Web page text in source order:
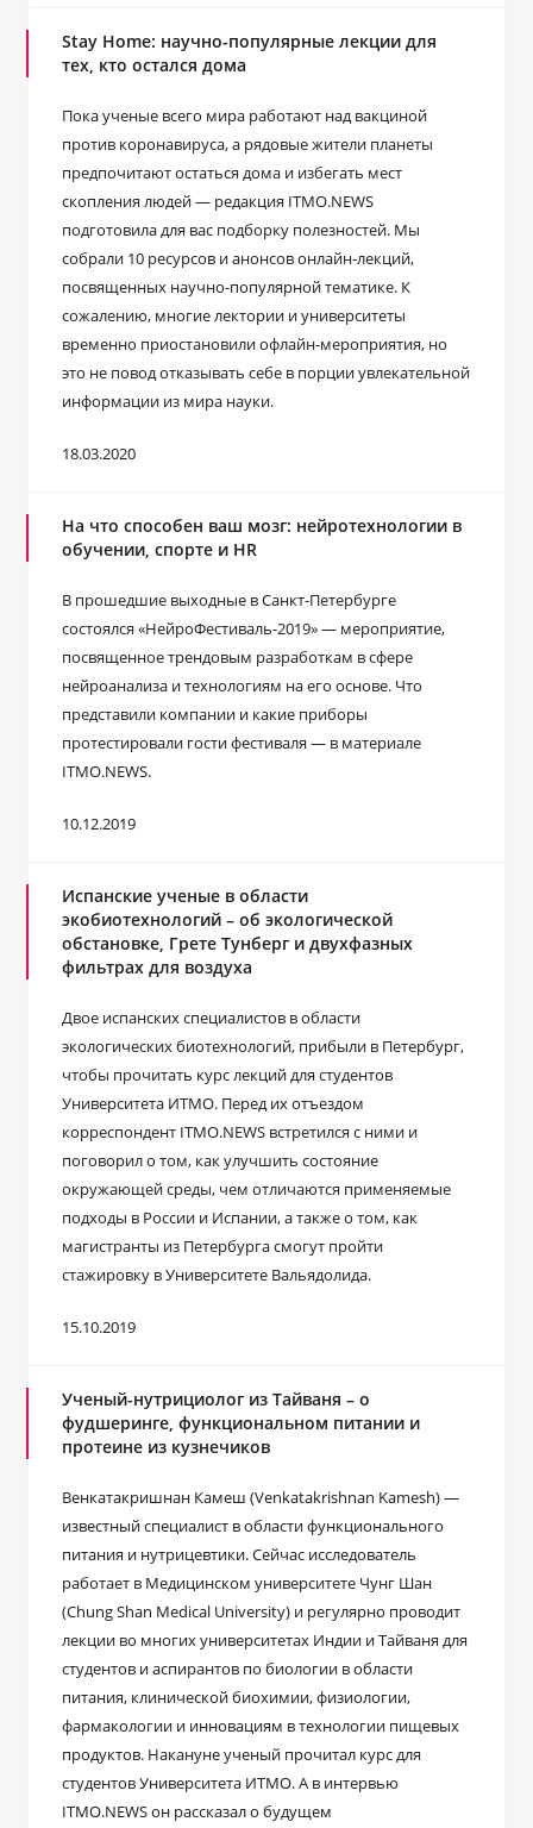
Stay Home: научно-популярные лекции для
тех, кто остался дома
Пока ученые всего мира работают над вакциной
против коронавируса, а рядовые жители планеты
предпочитают остаться дома и избегать мест
скопления людей — редакция ITMO.NEWS
подготовила для вас подборку полезностей. Мы
собрали 10 ресурсов и анонсов онлайн-лекций,
посвященных научно-популярной тематике. К
сожалению, многие лектории и университеты
временно приостановили офлайн-мероприятия, но
это не повод отказывать себе в порции увлекательной
информации из мира науки.
18.03.2020
На что способен ваш мозг: нейротехнологии в
обучении, спорте и HR
В прошедшие выходные в Санкт-Петербурге
состоялся «НейроФестиваль-2019» — мероприятие,
посвященное трендовым разработкам в сфере
нейроанализа и технологиям на его основе. Что
представили компании и какие приборы
протестировали гости фестиваля — в материале
ITMO.NEWS.
10.12.2019
Испанские ученые в области
экобиотехнологий – об экологической
обстановке, Грете Тунберг и двухфазных
фильтрах для воздуха
Двое испанских специалистов в области
экологических биотехнологий, прибыли в Петербург,
чтобы прочитать курс лекций для студентов
Университета ИТМО. Перед их отъездом
корреспондент ITMO.NEWS встретился с ними и
поговорил о том, как улучшить состояние
окружающей среды, чем отличаются применяемые
подходы в России и Испании, а также о том, как
магистранты из Петербурга смогут пройти
стажировку в Университете Вальядолида.
15.10.2019
Ученый-нутрициолог из Тайваня – о
фудшеринге, функциональном питании и
протеине из кузнечиков
Венкатакришнан Камеш (Venkatakrishnan Kamesh) —
известный специалист в области функционального
питания и нутрицевтики. Сейчас исследователь
работает в Медицинском университете Чунг Шан
(Chung Shan Medical University) и регулярно проводит
лекции во многих университетах Индии и Тайваня для
студентов и аспирантов по биологии в области
питания, клинической биохимии, физиологии,
фармакологии и инновациям в технологии пищевых
продуктов. Накануне ученый прочитал курс для
студентов Университета ИТМО. А в интервью
ITMO.NEWS он рассказал о будущем